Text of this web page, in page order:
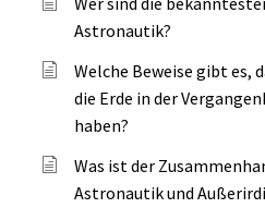
Astronautik?
Welche Beweise gibt es,
die Erde in der
haben?
Was ist der
Astronautik und